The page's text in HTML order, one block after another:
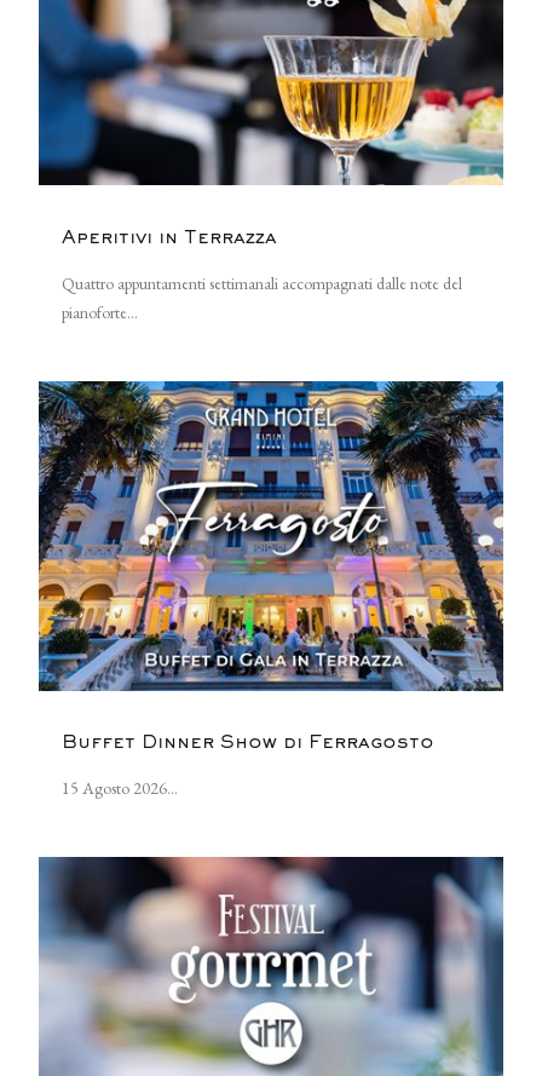
Aperitivi in Terrazza
Quattro appuntamenti settimanali accompagnati dalle note del
pianoforte...
Buffet Dinner Show di Ferragosto
15 Agosto 2026...